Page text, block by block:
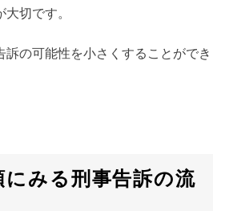
切です。
訴の可能性を小さくすることができ
にみる刑事告訴の流